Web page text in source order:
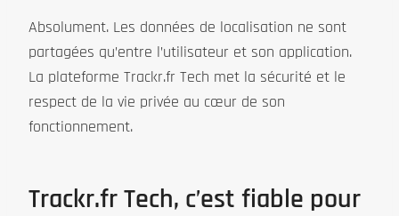
Absolument. Les données de localisation ne sont
partagées qu’entre l’utilisateur et son application.
La plateforme Trackr.fr Tech met la sécurité et le
respect de la vie privée au cœur de son
fonctionnement.
Trackr.fr Tech, c’est fiable pour